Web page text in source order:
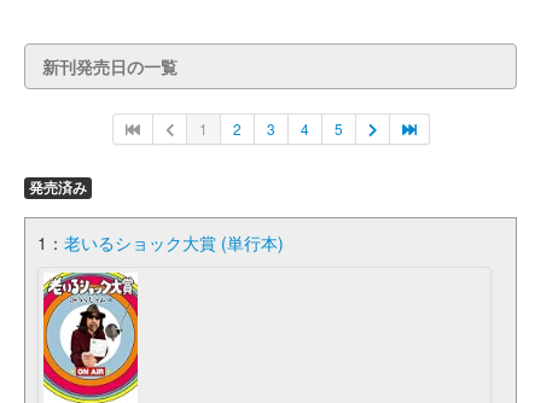
新刊発売日の一覧
1 2 3 4 5
発売済み
1： 老いるショック大賞 (単行本)